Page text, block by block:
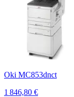
Oki MC853dnct
1 846,80 €